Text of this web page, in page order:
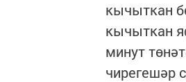
кычыткан
кычыткан
минут
чирегешәр